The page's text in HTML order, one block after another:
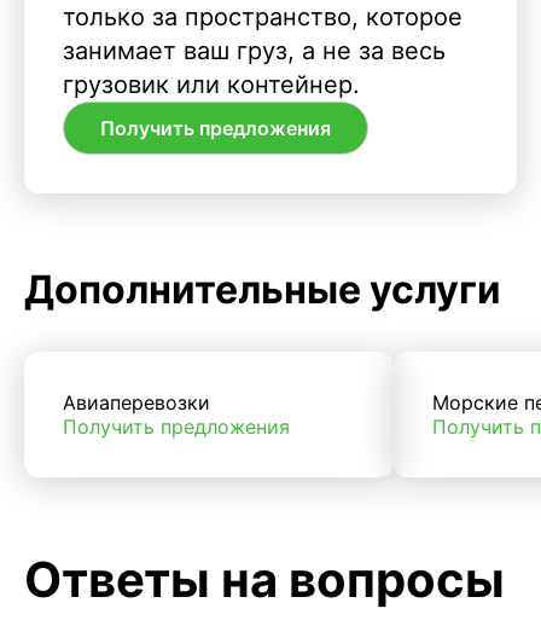
только за пространство, которое
занимает ваш груз, а не за весь
грузовик или контейнер.
Получить предложения
Дополнительные услуги
Авиаперевозки
Получить предложения
Морские
Получить
Ответы на вопросы